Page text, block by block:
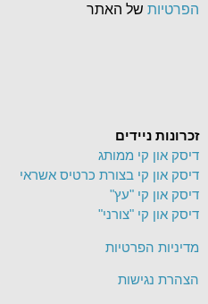
זכרונות ניידים
דיסק און קי ממותג
דיסק און קי בצורת כרטיס אשראי
דיסק און קי "עץ"
דיסק און קי "צורני"
מדיניות הפרטיות
הצהרת נגישות
הפרטיות של האתר